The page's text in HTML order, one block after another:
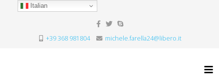
Italian
+39 368 981804 michele.farella24@libero.it